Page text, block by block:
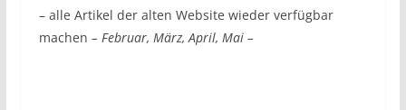
– alle Artikel der alten Website wieder verfügbar
machen – Februar, März, April, Mai –